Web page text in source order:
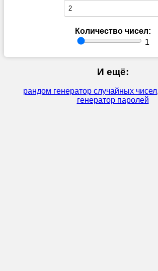
Количество чисел:
1
И ещё:
рандом генератор случайных чисел,
генератор паролей